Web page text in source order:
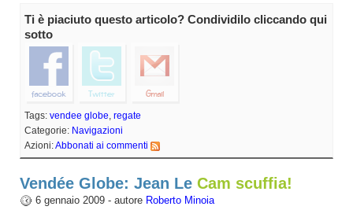
Ti è piaciuto questo articolo? Condividilo cliccando qui
sotto
Tags: vendee globe, regate
Categorie: Navigazioni
Azioni:Abbonati ai commenti
Vendée Globe: Jean Le Cam scuffia!
6 gennaio 2009 - autore Roberto Minoia